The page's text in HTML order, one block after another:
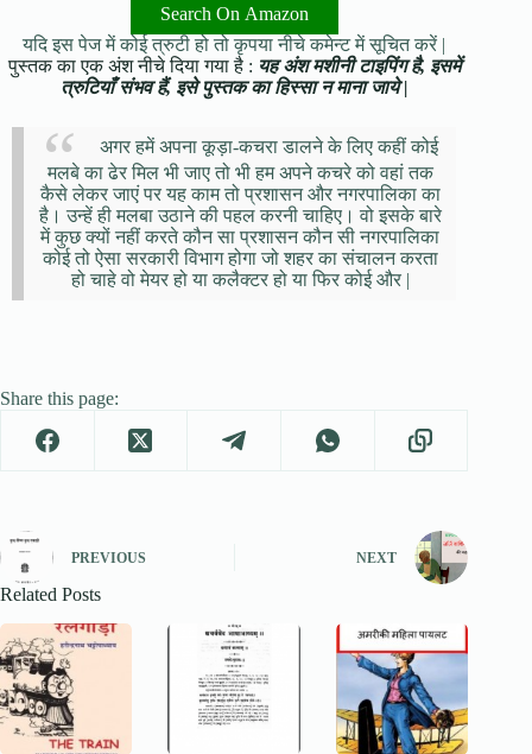
Search On Amazon
यदि इस पेज में कोई त्रुटी हो तो कृपया नीचे कमेन्ट में सूचित करें |
पुस्तक का एक अंश नीचे दिया गया है : यह अंश मशीनी टाइपिंग है, इसमें
त्रुटियाँ संभव हैं, इसे पुस्तक का हिस्सा न माना जाये |
अगर हमें अपना कूड़ा-कचरा डालने के लिए कहीं कोई
मलबे का ढेर मिल भी जाए तो भी हम अपने कचरे को वहां तक
कैसे लेकर जाएं पर यह काम तो प्रशासन और नगरपालिका का
है। उन्हें ही मलबा उठाने की पहल करनी चाहिए। वो इसके बारे
में कुछ क्यों नहीं करते कौन सा प्रशासन कौन सी नगरपालिका
कोई तो ऐसा सरकारी विभाग होगा जो शहर का संचालन करता
हो चाहे वो मेयर हो या कलैक्टर हो या फिर कोई और |
Share this page:
PREVIOUS NEXT
Related Posts